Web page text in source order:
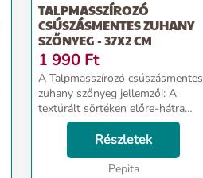
TALPMASSZÍROZÓ
CSÚSZÁSMENTES ZUHANY
SZŐNYEG - 37X2 CM
1 990 Ft
A Talpmasszírozó csúszásmentes
zuhany szőnyeg jellemzői: A
textúrált sörtéken előre-hátra
mozgatva masszírozhatod a lábad,
ami enyhíti a fáradtság érzetét és
serkenti a vérkeringést.
Környezetbarát PV...
Részletek
Pepita